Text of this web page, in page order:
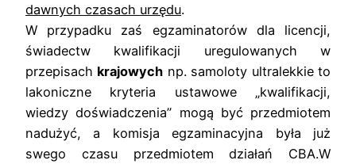
dawnych czasach urzędu.
W przypadku zaś egzaminatorów dla licencji,
świadectw kwalifikacji uregulowanych w
przepisach krajowych np. samoloty ultralekkie to
lakoniczne kryteria ustawowe „kwalifikacji,
wiedzy doświadczenia” mogą być przedmiotem
nadużyć, a komisja egzaminacyjna była już
swego czasu przedmiotem działań CBA.W